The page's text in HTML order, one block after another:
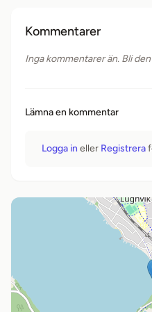
Kommentarer
Inga kommentarer än. Bli
Lämna en kommentar
Logga in eller Registrera